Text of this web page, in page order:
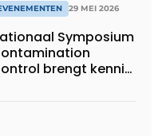
29 MEI 2026
Symposium
brengt kennis,